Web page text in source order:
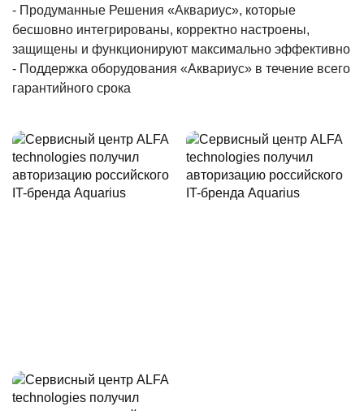
- Продуманные Решения «Аквариус», которые
бесшовно интегрированы, корректно настроены,
защищены и функционируют максимально эффективно
- Поддержка оборудования «Аквариус» в течение всего
гарантийного срока